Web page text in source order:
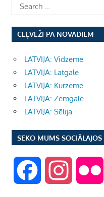
CEĻVEŽI PA NOVADIEM
LATVIJA: Vidzeme
LATVIJA: Latgale
LATVIJA: Kurzeme
LATVIJA: Zemgale
LATVIJA: Sēlija
SEKO MUMS SOCIĀLAJOS